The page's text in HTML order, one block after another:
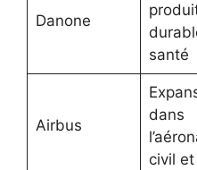
Danone
santé
Airbus
dans
civil